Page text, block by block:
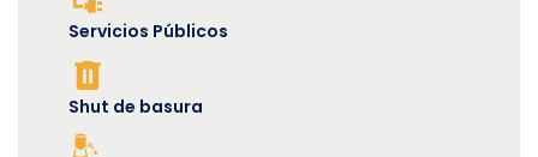
Servicios Públicos
Shut de basura